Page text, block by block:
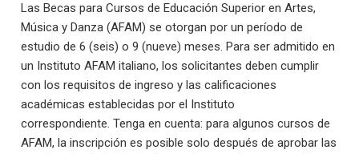
Las Becas para Cursos de Educación Superior en Artes,
Música y Danza (AFAM) se otorgan por un período de
estudio de 6 (seis) o 9 (nueve) meses. Para ser admitido en
un Instituto AFAM italiano, los solicitantes deben cumplir
con los requisitos de ingreso y las calificaciones
académicas establecidas por el Instituto
correspondiente. Tenga en cuenta: para algunos cursos de
AFAM, la inscripción es posible solo después de aprobar las